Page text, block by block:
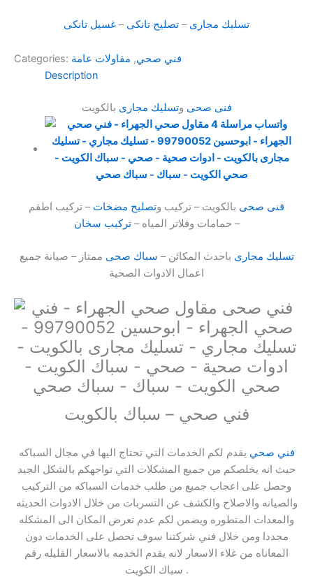
تسليك مجارى – تصليح تانكى – غسيل تانكى
Categories: فني صحي, مقاولات عامة
Description
فنى صحى وتسليك مجارى بالكويت
فنى صحى بالكويت – تركيب وتصليح مضخات – تركيب اطقم
حمامات وفلاتر المياه –تركيب سخان –
تسليك مجارى باحدث المكائن – سباك صحى ممتاز – صيانة جميع
اعمال الادوات الصحية
فني صحي – سباك بالكويت
فني صحي يقدم لكم الخدمات التي تحتاج اليها في مجال السباكه
حيث انه يخلصكم من جميع المشكلات التي تواجهكم بالشكل الجيد
وحصل على اعجاب جميع من طلب خدمات السباكه من التركيب
والصيانه والاصلاح والكشف عن التسربات من خلال الادوات الحديثه
والمعدات المتطوره ويضمن لكم عدم تعرض المكان الى المشكله
مجددا ومن خلال فني شركتنا سوف تحصل على الخدمات دون
المعاناه من غلاء الاسعار لانه يقدم الخدمه بالاسعار القليله رقم
سباك الكويت .